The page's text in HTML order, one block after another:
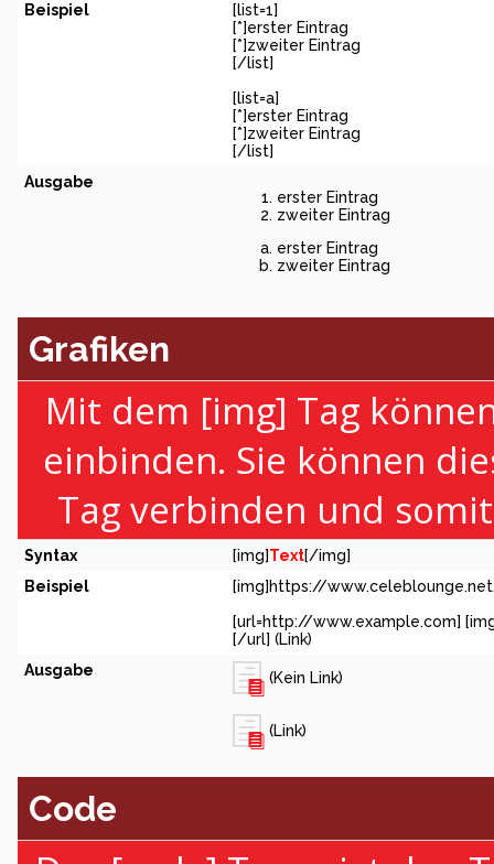
Beispiel
[list=1]
[*]erster Eintrag
[*]zweiter Eintrag
[/list]
[list=a]
[*]erster Eintrag
[*]zweiter Eintrag
[/list]
Ausgabe
erster Eintrag
zweiter Eintrag
erster Eintrag
zweiter Eintrag
Grafiken
Mit dem [img] Tag
einbinden. Sie können
Tag verbinden und
Syntax [img]Text[/img]
Beispiel
[img]https://
[url=http://www.example.com]
[/url] (Link)
Ausgabe
(Kein Link)
(Link)
Code